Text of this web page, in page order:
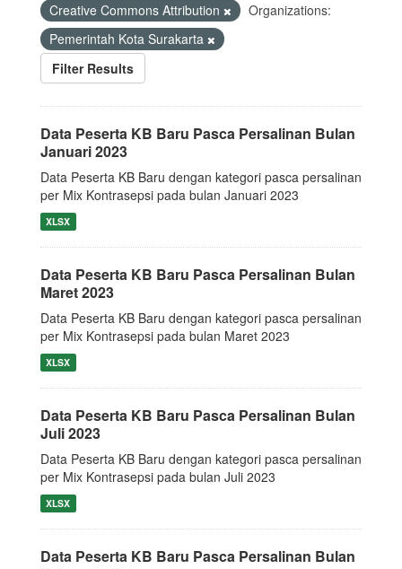
Creative Commons Attribution
Organizations:
Pemerintah Kota Surakarta
Filter Results
Data Peserta KB Baru Pasca Persalinan Bulan
Januari 2023
Data Peserta KB Baru dengan kategori pasca persalinan
per Mix Kontrasepsi pada bulan Januari 2023
XLSX
Data Peserta KB Baru Pasca Persalinan Bulan
Maret 2023
Data Peserta KB Baru dengan kategori pasca persalinan
per Mix Kontrasepsi pada bulan Maret 2023
XLSX
Data Peserta KB Baru Pasca Persalinan Bulan
Juli 2023
Data Peserta KB Baru dengan kategori pasca persalinan
per Mix Kontrasepsi pada bulan Juli 2023
XLSX
Data Peserta KB Baru Pasca Persalinan Bulan